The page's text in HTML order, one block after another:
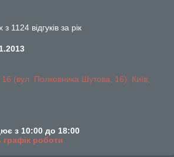
1124 відгуків за рік
(вул. Полковника Шутова, 16), Київ,
з 10:00 до 18:00
графік роботи